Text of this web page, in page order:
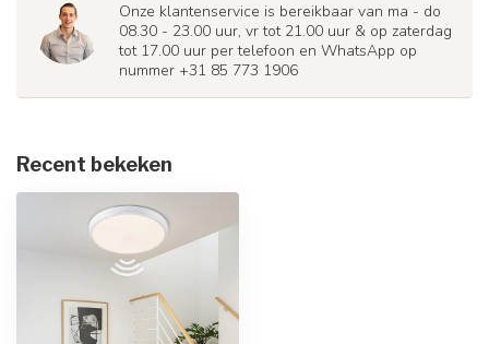
Onze klantenservice is bereikbaar van ma - do
08.30 - 23.00 uur, vr tot 21.00 uur & op zaterdag
tot 17.00 uur per telefoon en WhatsApp op
nummer +31 85 773 1906
Recent bekeken